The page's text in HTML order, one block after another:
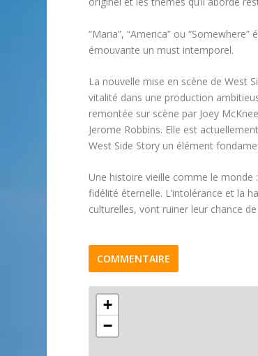
“Maria”, “America” ou
émouvante un must intemporel.
La nouvelle mise en scène de West
vitalité dans une production
remontée sur scène par Joey
Jerome Robbins. Elle est
West Side Story un élément
Une histoire vieille comme le monde
fidélité éternelle. L’intolérance et la
culturelles, vont ruiner leur chance
COMMENTAIRE
+
−